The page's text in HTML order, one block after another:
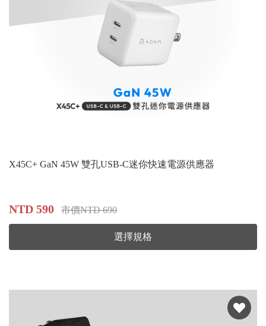
X45C+ GaN 45W 雙孔USB-C迷你快速電源供應器
NTD 590 市價NTD 690
選擇規格